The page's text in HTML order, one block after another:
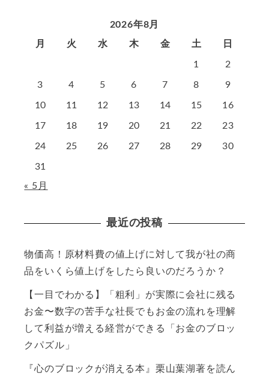
2026年8月
月
火 水 木 金 土 日
1 2
3 4 5 6 7 8 9
10 11 12 13 14 15 16
17 18 19 20 21 22 23
24 25 26 27 28 29 30
31
« 5月
最近の投稿
物価高！原材料費の値上げに対して我が社の商
品をいくら値上げをしたら良いのだろうか？
【一目でわかる】「粗利」が実際に会社に残る
お金〜数字の苦手な社長でもお金の流れを理解
して利益が増える経営ができる「お金のブロッ
クパズル」
『心のブロックが消える本』栗山葉湖著を読ん